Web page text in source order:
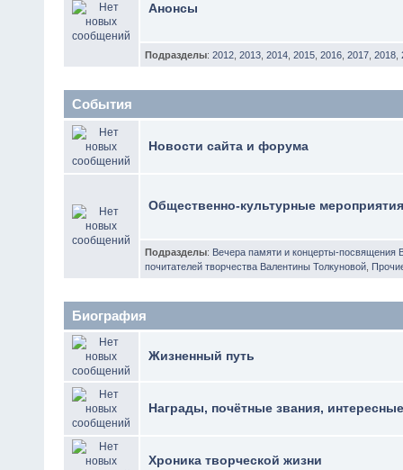
Анонсы
Подразделы: 2012 2013 2014 2015 2016 2017 2018
События
Новости сайта и форума
Общественно-культурные мероприятия
Подразделы: Вечера памяти и концерты-посвящения
почитателей творчества Валентины Толкуновой
Биография
Жизненный путь
Награды, почётные звания,
Хроника творческой жизни